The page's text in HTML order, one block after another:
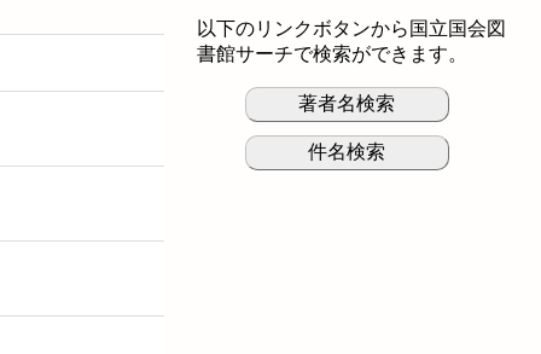
以下のリンクボタンから国立国会図
書館サーチで検索ができます。
著者名検索
件名検索